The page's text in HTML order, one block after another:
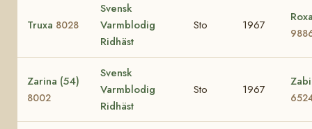
Truxa 8028
Svensk
Varmblodig
Ridhäst
Sto 1967
Zarina (54)
8002
Svensk
Varmblodig
Ridhäst
Sto 1967